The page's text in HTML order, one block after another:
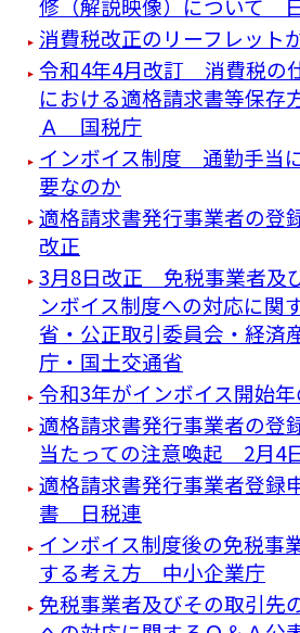
消費税改正のリーフレッ
令和4年4月改訂 消費税の
における適格請求書等保存
Ａ 国税庁
インボイス制度 通勤手当
要なのか
適格請求書発行事業者の
改正
3月8日改正 免税事業者及
ンボイス制度への対応に
省・公正取引委員会・経済
庁・国土交通省
令和3年がインボイス開始
適格請求書発行事業者の登
当たっての注意喚起 2月4
適格請求書発行事業者登録
書 日税連
インボイス制度後の免税事
する考え方 中小企業庁
免税事業者及びその取引先